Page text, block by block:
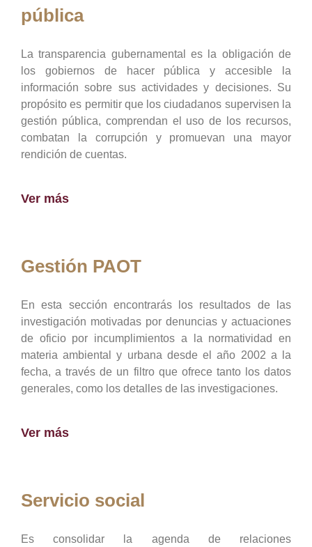
pública
La transparencia gubernamental es la obligación de
los gobiernos de hacer pública y accesible la
información sobre sus actividades y decisiones. Su
propósito es permitir que los ciudadanos supervisen la
gestión pública, comprendan el uso de los recursos,
combatan la corrupción y promuevan una mayor
rendición de cuentas.
Ver más
Gestión PAOT
En esta sección encontrarás los resultados de las
investigación motivadas por denuncias y actuaciones
de oficio por incumplimientos a la normatividad en
materia ambiental y urbana desde el año 2002 a la
fecha, a través de un filtro que ofrece tanto los datos
generales, como los detalles de las investigaciones.
Ver más
Servicio social
Es consolidar la agenda de relaciones